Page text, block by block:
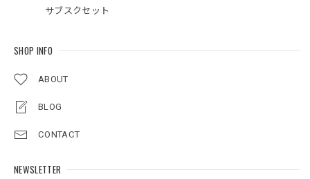
サブスクセット
SHOP INFO
ABOUT
BLOG
CONTACT
NEWSLETTER